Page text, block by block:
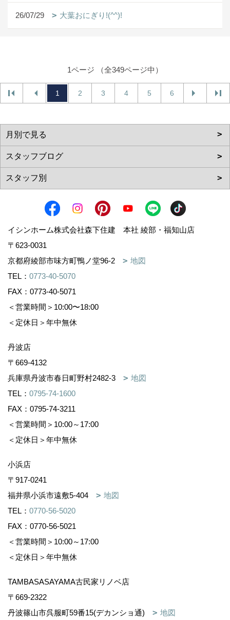
26/07/29 大葉おにぎり!(^^)!
1ページ （全349ページ中）
1 2 3 4 5 6
イシンホーム株式会社森下住建 本社 綾部・福知山店
〒623-0031
京都府綾部市味方町鴨ノ堂96-2
地図
TEL： 0773-40-5070
FAX：0773-40-5071
＜営業時間＞10:00〜18:00
＜定休日＞年中無休
丹波店
〒669-4132
兵庫県丹波市春日町野村2482-3
地図
TEL： 0795-74-1600
FAX：0795-74-3211
＜営業時間＞10:00～17:00
＜定休日＞年中無休
小浜店
〒917-0241
福井県小浜市遠敷5-404
地図
TEL： 0770-56-5020
FAX：0770-56-5021
＜営業時間＞10:00～17:00
＜定休日＞年中無休
TAMBASASAYAMA古民家リノベ店
〒669-2322
丹波篠山市呉服町59番15(デカンショ通)
地図